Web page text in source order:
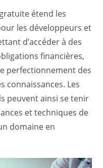
étend les
les développeurs et
d’accéder à des
financières,
perfectionnement des
connaissances. Les
peuvent ainsi se tenir
et techniques de
domaine en